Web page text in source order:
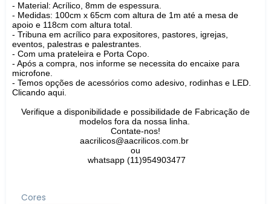
- Material: Acrílico, 8mm de espessura.
- Medidas: 100cm x 65cm com altura de 1m até a mesa de
apoio e 118cm com altura total.
- Tribuna em acrílico para expositores, pastores, igrejas,
eventos, palestras e palestrantes.
- Com uma prateleira e Porta Copo.
- Após a compra, nos informe se necessita do encaixe para
microfone.
- Temos opções de acessórios como adesivo, rodinhas e LED.
Clicando aqui.
Verifique a disponibilidade e possibilidade de Fabricação de
modelos fora da nossa linha.
Contate-nos!
aacrilicos@aacrilicos.com.br
ou
whatsapp (11)954903477
Cores